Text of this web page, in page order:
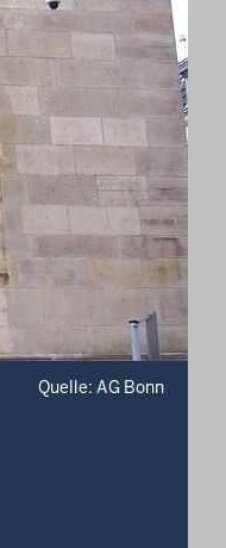
Quelle: AG Bonn